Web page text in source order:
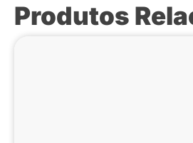
Produtos